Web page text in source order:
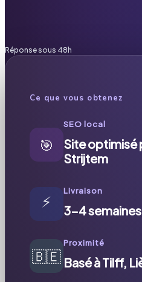
Réponse sous 48h
Ce que vous obtenez
🎯
SEO local
Site optimisé
Strijtem
⚡
Livraison
3-4
🇧🇪
Proximité
Basé à Tilff,